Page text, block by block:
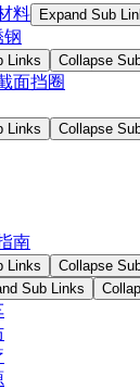
料 Expand Sub
钢
Links Collapse
面挡圈
Links Collapse
南
Links Collapse
Sub Links